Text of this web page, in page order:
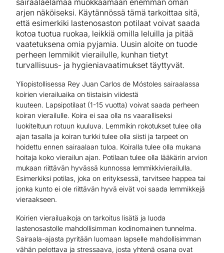
arjen näköiseksi. Käytännössä tämä tarkoittaa sitä,
että esimerkiki lastenosaston potilaat voivat saada
kotoa tuotua ruokaa, leikkiä omilla leluilla ja pitää
vaatetuksena omia pyjamia. Uusin aloite on tuode
perheen lemmikit vierailulle, kunhan tietyt
turvallisuus​-​ ja hygieniavaatimukset täyttyvät.
Yliopistollisessa Rey Juan Carlos de Móstoles sairaalassa
koirien vierailuaika on tiistaisin viidestä
kuuteen. Lapsipotilaat (1-15 vuotta) voivat saada perheen
koiran vierailulle. Koira ei saa olla ns vaaralliseksi
luokiteltuun rotuun kuuluva. Lemmikin rokotukset tulee olla
ajan tasalla ja koira​n turkki​ tulee olla ​siisti ja tarpeet on
hoidettu ennen sairaalaan tuloa. Koiralla tulee olla mukana
hoitaja koko vierailun ajan. Potilaan tulee olla lääkärin arvion
mukaan riittävän hyvässä kunnossa lemmikkivierailulla.
Esimerkiksi potilas, joka on erityksessä, tarvitsee happea tai
jonka kunto ei ole riittävän hyvä eivät voi saada lemmikkejä
vieraakseen.
Koirien vierailuaikoja on tarkoitus lisätä ja luoda
lastenosastolle mahdollisimman kodinomainen tunnelma.
Sairaala-ajasta pyritään luomaan lapselle mahdollisimman
vähän pelottava ja stressaava, josta yhtenä osana ovat